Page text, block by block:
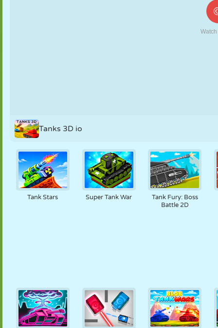
Tanks 3D io
Tank Stars Super Tank War
Tank Fury: Boss
Battle 2D